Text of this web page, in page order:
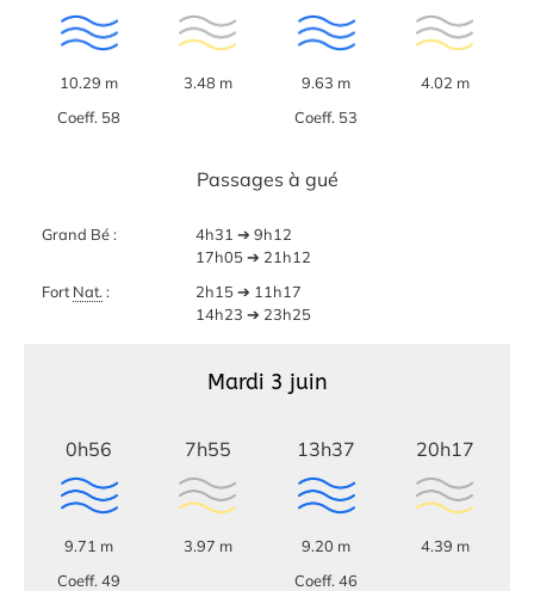
10.29 m
Coeff. 58
3.48 m
9.63 m
Coeff. 53
4.02 m
Passages à gué
Grand Bé :
4h31 ➔ 9h12
17h05 ➔ 21h12
Fort Nat. :
2h15 ➔ 11h17
14h23 ➔ 23h25
Mardi 3 juin
0h56
9.71 m
Coeff. 49
7h55
3.97 m
13h37
9.20 m
Coeff. 46
20h17
4.39 m